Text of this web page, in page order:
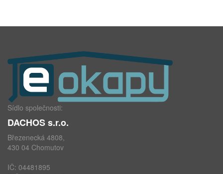
Sídlo společnosti:
DACHOS s.r.o.
Březenecká 4808,
430 04 Chomutov
IČ: 04481895